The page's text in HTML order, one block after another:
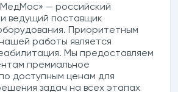
— российский
ведущий поставщик
Приоритетным
работы является
Мы предоставляем
премиальное
доступным ценам для
задач на всех этапах